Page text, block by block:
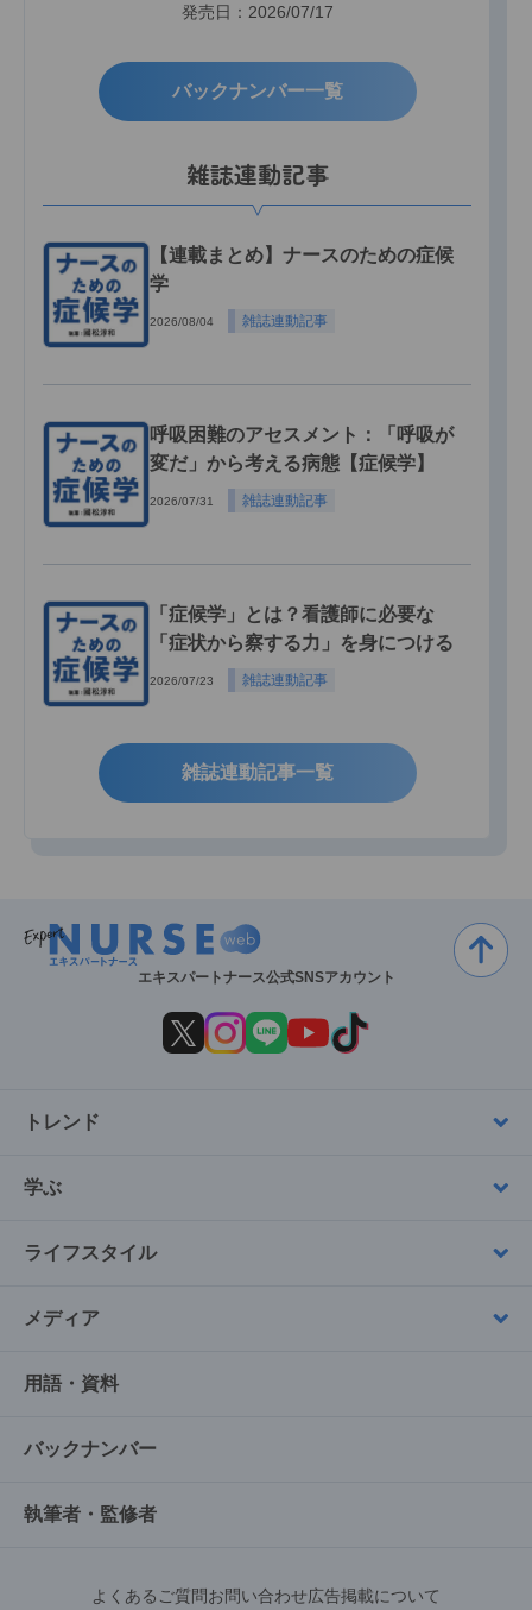
発売日：2026/07/17
バックナンバー一覧
雑誌連動記事
【連載まとめ】ナースのための症候
学
2026/08/04 雑誌連動記事
呼吸困難のアセスメント：「呼吸が
変だ」から考える病態【症候学】
2026/07/31 雑誌連動記事
「症候学」とは？看護師に必要な
「症状から察する力」を身につける
2026/07/23 雑誌連動記事
雑誌連動記事一覧
エキスパートナース公式SNSアカウント
トレンド
学ぶ
ライフスタイル
メディア
用語・資料
バックナンバー
執筆者・監修者
よくあるご質問お問い合わせ広告掲載について